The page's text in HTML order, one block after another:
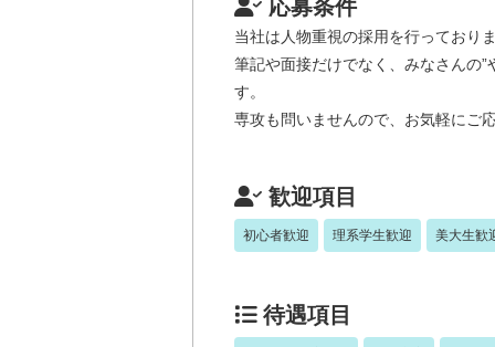
応募条件
当社は人物重視の採用を行っており
筆記や面接だけでなく、みなさんの
す。
専攻も問いませんので、お気軽にご
歓迎項目
初心者歓迎 理系学生歓迎 美大生歓
待遇項目